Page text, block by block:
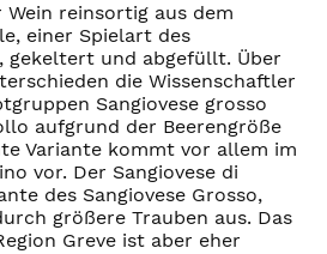
reinsortig aus dem
einer Spielart des
gekeltert und abgefüllt. Über
die Wissenschaftler
Sangiovese grosso
aufgrund der Beerengröße
Variante kommt vor allem im
vor. Der Sangiovese di
des Sangiovese Grosso,
größere Trauben aus. Das
Greve ist aber eher